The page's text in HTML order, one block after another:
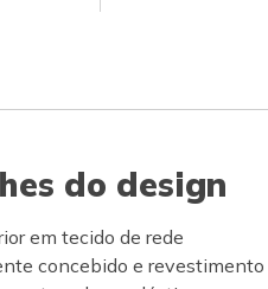
do design
em tecido de rede
concebido e revestimento